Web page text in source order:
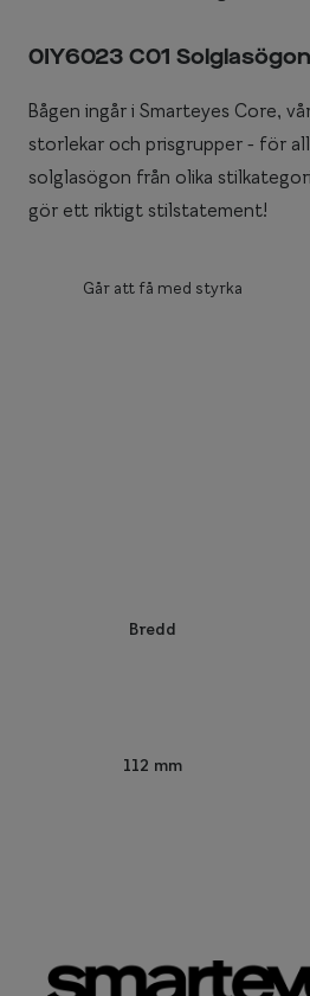
Polariserande solglasögon
0IY6023 C01 Solglasögon
Bågen ingår i Smarteyes Core,
storlekar och prisgrupper - för
solglasögon från olika
gör ett riktigt stilstatement!
Går att få med styrka
Bredd
112 mm